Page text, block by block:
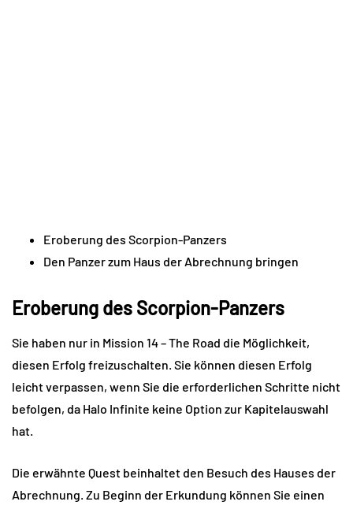
Eroberung des Scorpion-Panzers
Den Panzer zum Haus der Abrechnung bringen
Eroberung des Scorpion-Panzers
Sie haben nur in Mission 14 – The Road die Möglichkeit,
diesen Erfolg freizuschalten. Sie können diesen Erfolg
leicht verpassen, wenn Sie die erforderlichen Schritte nicht
befolgen, da Halo Infinite keine Option zur Kapitelauswahl
hat.
Die erwähnte Quest beinhaltet den Besuch des Hauses der
Abrechnung. Zu Beginn der Erkundung können Sie einen